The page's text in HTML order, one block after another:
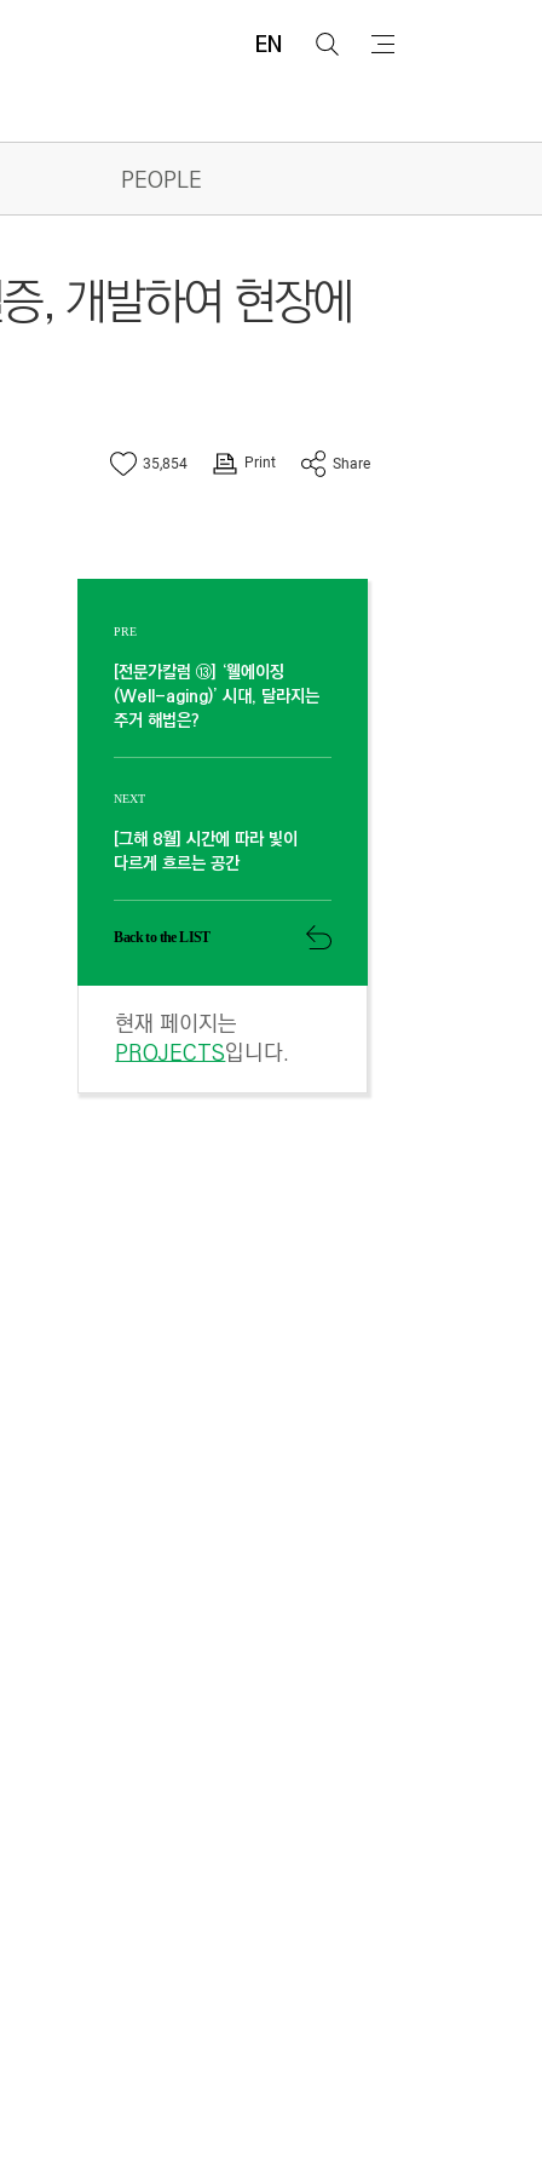
EN
검
PEOPLE
, 개발하여 현장에
35,854 Print Share
PRE
[전문가칼럼 ⑬] ‘웰에이징
(Well-aging)’ 시대, 달라지는
주거 해법은?
NEXT
[그해 8월] 시간에 따라 빛이
다르게 흐르는 공간
Back to the LIST
현재 페이지는
PROJECTS입니다.